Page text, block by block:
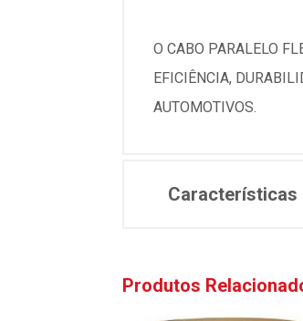
O CABO PARALELO
EFICIÊNCIA,
AUTOMOTIVOS.
Características
Produtos